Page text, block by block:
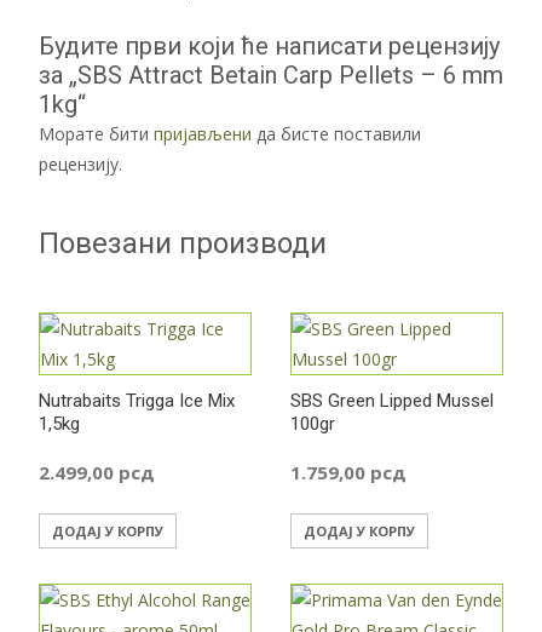
Будите први који ће написати рецензију
за „SBS Attract Betain Carp Pellets – 6 mm
1kg“
Морате бити пријављени да бисте поставили
рецензију.
Повезани производи
Nutrabaits Trigga Ice Mix
1,5kg
2.499,00 рсд
ДОДАЈ У КОРПУ
SBS Green Lipped Mussel
100gr
1.759,00 рсд
ДОДАЈ У КОРПУ